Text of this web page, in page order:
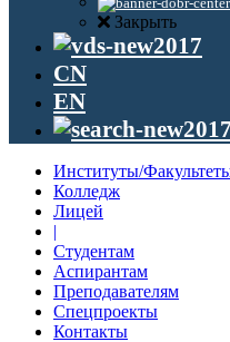
Закрыть
CN
EN
Институты/
Колледж
Лицей
|
Студентам
Аспирантам
Преподавателям
Спецпроекты
Контакты